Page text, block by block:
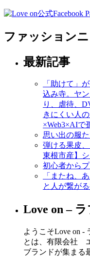
ファッション
最新記事
「助けて」
込み寺。ヤ
り、虐待、
きにくい人
×Web3×AIで
思い出の服
弾ける果皮
東根市産】
初心者から
「またね、
と人が繋が
Love on –
ようこそLove on -
とは、有限会社
ブランドが集まる